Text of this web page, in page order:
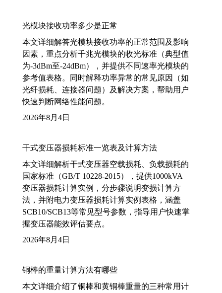
光模块接收功率多少是正常
本文详细解答光模块接收功率的正常范围及影响
因素，重点分析千兆光模块的收光标准（典型值
为-3dBm至-24dBm），并提供不同速率光模块的
参考值表格。同时解释功率异常的常见原因（如
光纤损耗、连接器问题）及解决方案，帮助用户
快速判断网络性能问题。
2026年8月4日
干式变压器损耗标准一览表及计算方法
本文详细解析干式变压器空载损耗、负载损耗的
国家标准（GB/T 10228-2015），提供1000kVA
变压器损耗计算实例，分步骤说明变损计算方
法，并附电力变压器损耗计算实例表格，涵盖
SCB10/SCB13等常见型号参数，指导用户快速掌
握变压器能效评估要点。
2026年8月4日
铜棒的重量计算方法有哪些
本文详细介绍了铜棒和黄铜棒重量的三种常用计